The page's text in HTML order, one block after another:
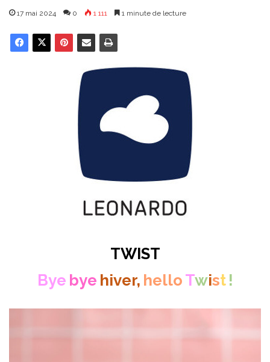
17 mai 2024 0 1 111 1 minute de lecture
TWIST
Bye bye hiver, hello Twist !